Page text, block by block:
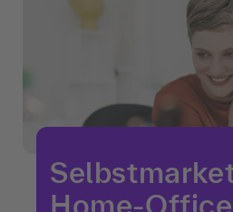
Home-